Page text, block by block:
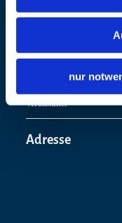
nur
Internet
Veranstalter
Adresse